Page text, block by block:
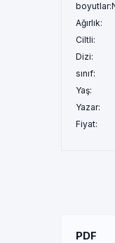
boyutlar:
Ağırlık:
Ciltli:
Dizi:
sınıf:
Yaş:
Yazar:
Fiyat:
PDF